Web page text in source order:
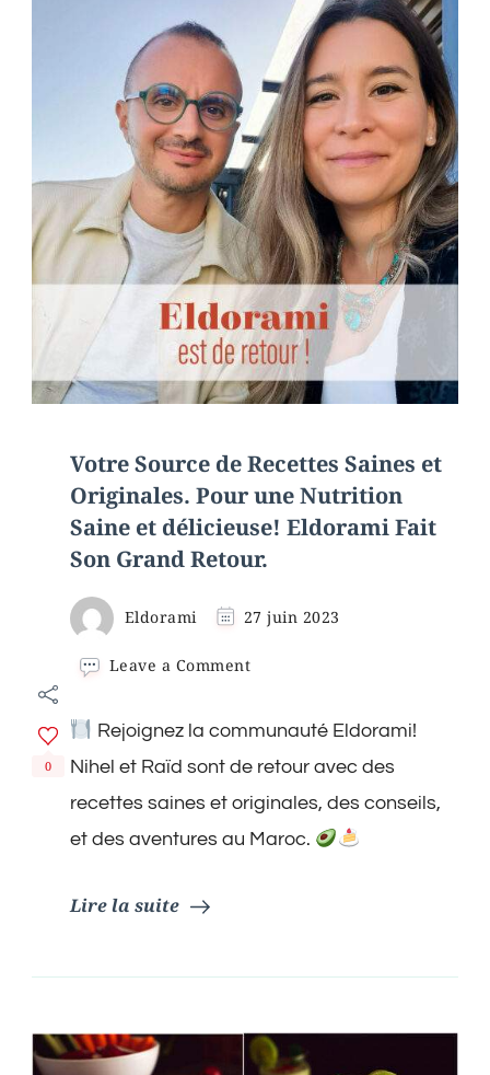
Votre Source de Recettes Saines et
Originales. Pour une Nutrition
Saine et délicieuse! Eldorami Fait
Son Grand Retour.
Eldorami 27 juin 2023
Leave a Commenton
de
Recettes
Saines
et
Originales.
Pour
Son
Grand
0
Rejoignez la communauté Eldorami!
Nihel et Raïd sont de retour avec des
recettes saines et originales, des conseils,
et des aventures au Maroc.
Lire la suite